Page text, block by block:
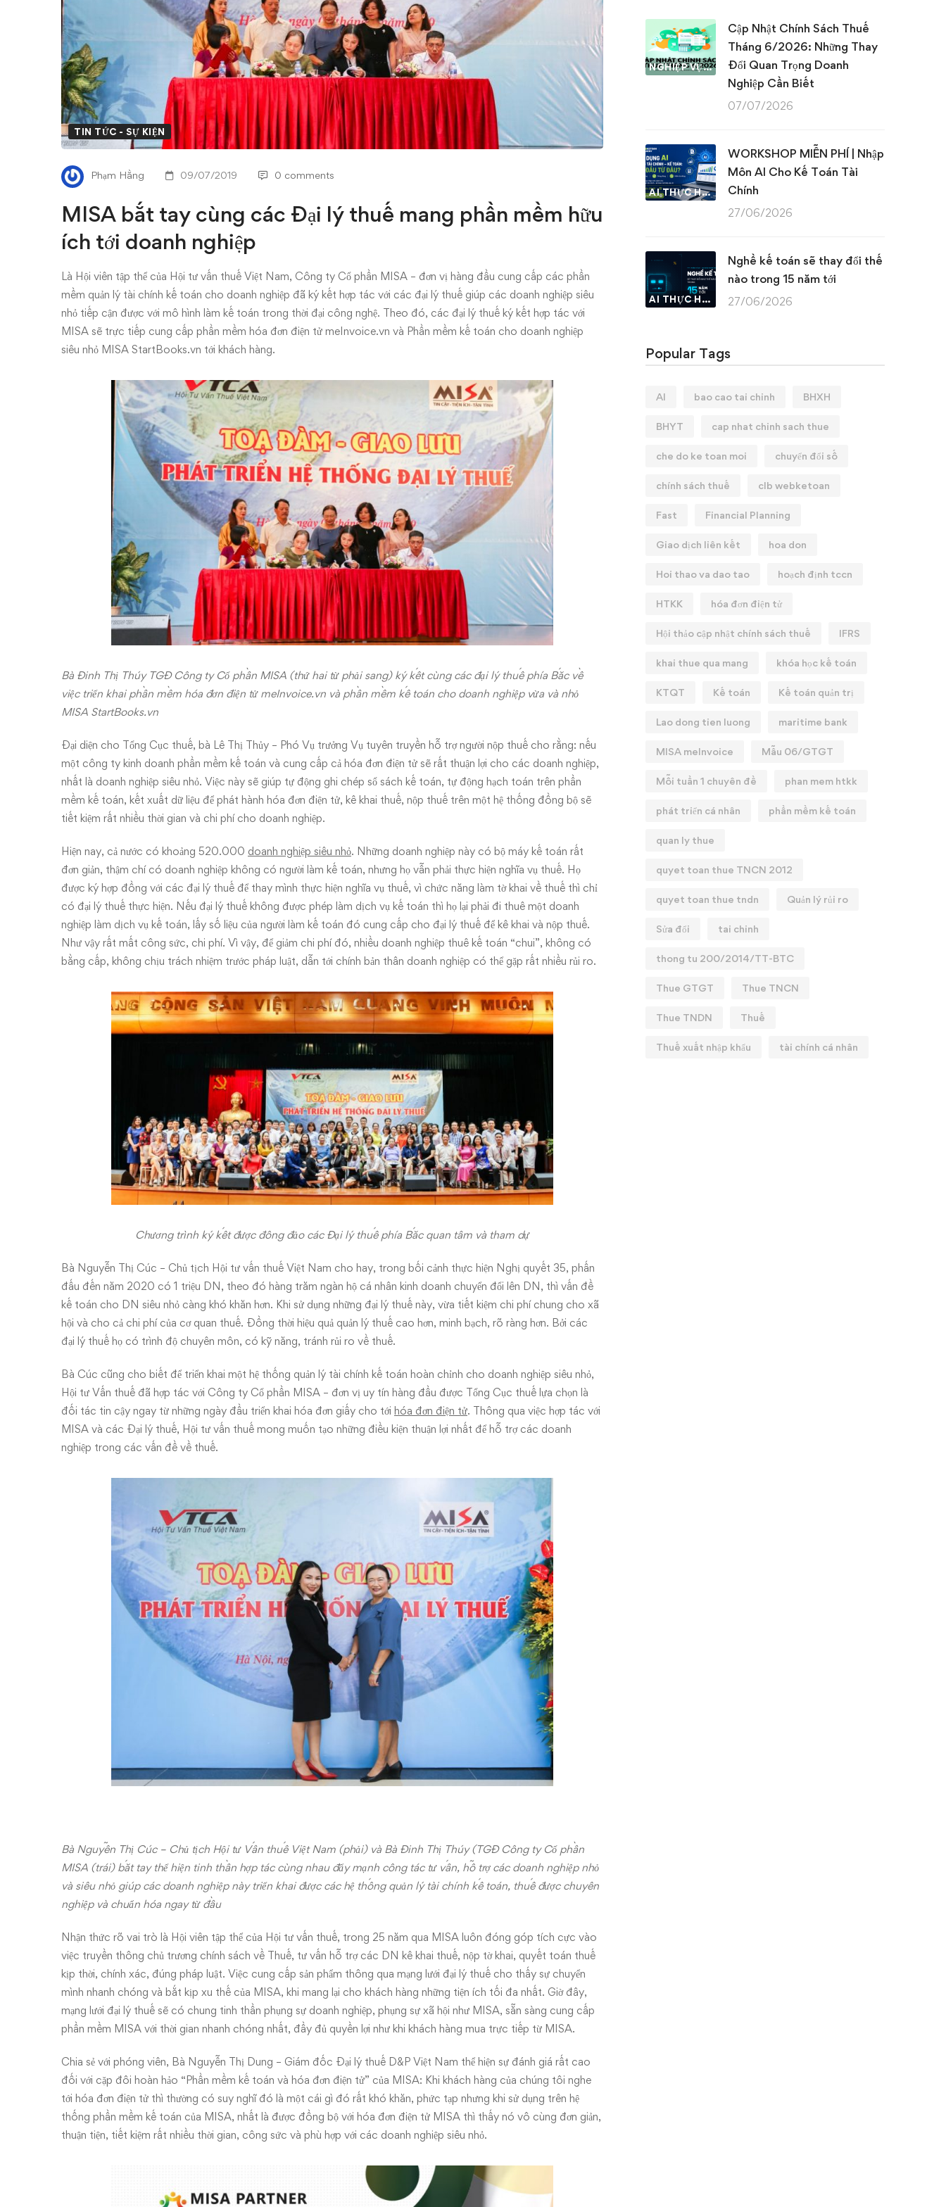
Đại
lý
thuế
mang
phần
mềm
hữu
ích
tới
doanh
nghiệp
TIN TỨC - SỰ KIỆN
Phạm Hằng 09/07/2019 0 comments
MISA bắt tay cùng các Đại lý thuế mang phần mềm hữu
ích tới doanh nghiệp
Là Hội viên tập thể của Hội tư vấn thuế Việt Nam, Công ty Cổ phần MISA – đơn vị hàng đầu cung cấp các phần
mềm quản lý tài chính kế toán cho doanh nghiệp đã ký kết hợp tác với các đại lý thuế giúp các doanh nghiệp siêu
nhỏ tiếp cận được với mô hình làm kế toán trong thời đại công nghệ. Theo đó, các đại lý thuế ký kết hợp tác với
MISA sẽ trực tiếp cung cấp phần mềm hóa đơn điện tử meInvoice.vn và Phần mềm kế toán cho doanh nghiệp
siêu nhỏ MISA StartBooks.vn tới khách hàng.
Bà Đinh Thị Thúy TGĐ Công ty Cổ phần MISA (thứ hai từ phải sang) ký kết cùng các đại lý thuế phía Bắc về
việc triển khai phần mềm hóa đơn điện tử meInvoice.vn và phần mềm kế toán cho doanh nghiệp vừa và nhỏ
MISA StartBooks.vn
Đại diện cho Tổng Cục thuế, bà Lê Thị Thủy – Phó Vụ trưởng Vụ tuyên truyền hỗ trợ người nộp thuế cho rằng: nếu
một công ty kinh doanh phần mềm kế toán và cung cấp cả hóa đơn điện tử sẽ rất thuận lợi cho các doanh nghiệp,
nhất là doanh nghiệp siêu nhỏ. Việc này sẽ giúp tự động ghi chép sổ sách kế toán, tự động hạch toán trên phần
mềm kế toán, kết xuất dữ liệu để phát hành hóa đơn điện tử, kê khai thuế, nộp thuế trên một hệ thống đồng bộ sẽ
tiết kiệm rất nhiều thời gian và chi phí cho doanh nghiệp.
Hiện nay, cả nước có khoảng 520.000 doanh nghiệp siêu nhỏ. Những doanh nghiệp này có bộ máy kế toán rất
đơn giản, thậm chí có doanh nghiệp không có người làm kế toán, nhưng họ vẫn phải thực hiện nghĩa vụ thuế. Họ
được ký hợp đồng với các đại lý thuế để thay mình thực hiện nghĩa vụ thuế, vì chức năng làm tờ khai về thuế thì chỉ
có đại lý thuế thực hiện. Nếu đại lý thuế không được phép làm dịch vụ kế toán thì họ lại phải đi thuê một doanh
nghiệp làm dịch vụ kế toán, lấy số liệu của người làm kế toán đó cung cấp cho đại lý thuế để kê khai và nộp thuế.
Như vậy rất mất công sức, chi phí. Vì vậy, để giảm chi phí đó, nhiều doanh nghiệp thuê kế toán “chui”, không có
bằng cấp, không chịu trách nhiệm trước pháp luật, dẫn tới chính bản thân doanh nghiệp có thể gặp rất nhiều rủi ro.
Chương trình ký kết được đông đảo các Đại lý thuế phía Bắc quan tâm và tham dự
Bà Nguyễn Thị Cúc – Chủ tịch Hội tư vấn thuế Việt Nam cho hay, trong bối cảnh thực hiện Nghị quyết 35, phấn
đấu đến năm 2020 có 1 triệu DN, theo đó hàng trăm ngàn hộ cá nhân kinh doanh chuyển đổi lên DN, thì vấn đề
kế toán cho DN siêu nhỏ càng khó khăn hơn. Khi sử dụng những đại lý thuế này, vừa tiết kiệm chi phí chung cho xã
hội và cho cả chi phí của cơ quan thuế. Đồng thời hiệu quả quản lý thuế cao hơn, minh bạch, rõ ràng hơn. Bởi các
đại lý thuế họ có trình độ chuyên môn, có kỹ năng, tránh rủi ro về thuế.
Bà Cúc cũng cho biết để triển khai một hệ thống quản lý tài chính kế toán hoàn chỉnh cho doanh nghiệp siêu nhỏ,
Hội tư Vấn thuế đã hợp tác với Công ty Cổ phần MISA – đơn vị uy tín hàng đầu được Tổng Cục thuế lựa chọn là
đối tác tin cậy ngay từ những ngày đầu triển khai hóa đơn giấy cho tới hóa đơn điện tử. Thông qua việc hợp tác với
MISA và các Đại lý thuế, Hội tư vấn thuế mong muốn tạo những điều kiện thuận lợi nhất để hỗ trợ các doanh
nghiệp trong các vấn đề về thuế.
Bà Nguyễn Thị Cúc – Chủ tịch Hội tư Vấn thuế Việt Nam (phải) và Bà Đinh Thị Thúy (TGĐ Công ty Cổ phần
MISA (trái) bắt tay thể hiện tinh thần hợp tác cùng nhau đẩy mạnh công tác tư vấn, hỗ trợ các doanh nghiệp nhỏ
và siêu nhỏ giúp các doanh nghiệp này triển khai được các hệ thống quản lý tài chính kế toán, thuế được chuyên
nghiệp và chuẩn hóa ngay từ đầu
Nhận thức rõ vai trò là Hội viên tập thể của Hội tư vấn thuế, trong 25 năm qua MISA luôn đóng góp tích cực vào
việc truyền thông chủ trương chính sách về Thuế, tư vấn hỗ trợ các DN kê khai thuế, nộp tờ khai, quyết toán thuế
kịp thời, chính xác, đúng pháp luật. Việc cung cấp sản phẩm thông qua mạng lưới đại lý thuế cho thấy sự chuyển
mình nhanh chóng và bắt kịp xu thế của MISA, khi mang lại cho khách hàng những tiện ích tối đa nhất. Giờ đây,
mạng lưới đại lý thuế sẽ có chung tinh thần phụng sự doanh nghiệp, phụng sự xã hội như MISA, sẵn sàng cung cấp
phần mềm MISA với thời gian nhanh chóng nhất, đầy đủ quyền lợi như khi khách hàng mua trực tiếp từ MISA.
Chia sẻ với phóng viên, Bà Nguyễn Thị Dung – Giám đốc Đại lý thuế D&P Việt Nam thể hiện sự đánh giá rất cao
đối với cặp đôi hoàn hảo “Phần mềm kế toán và hóa đơn điện tử” của MISA: Khi khách hàng của chúng tôi nghe
tới hóa đơn điện tử thì thường có suy nghĩ đó là một cái gì đó rất khó khăn, phức tạp nhưng khi sử dụng trên hệ
thống phần mềm kế toán của MISA, nhất là được đồng bộ với hóa đơn điện tử MISA thì thấy nó vô cùng đơn giản,
thuận tiện, tiết kiệm rất nhiều thời gian, công sức và phù hợp với các doanh nghiệp siêu nhỏ.
NGHIỆP VỤ KẾ TOÁN & THUẾ
Cập Nhật Chính Sách Thuế
Tháng 6/2026: Những Thay
Đổi Quan Trọng Doanh
Nghiệp Cần Biết
07/07/2026
AI THỰC HÀNH
WORKSHOP MIỄN PHÍ | Nhập
Môn AI Cho Kế Toán Tài
Chính
27/06/2026
AI THỰC HÀNH
Nghề kế toán sẽ thay đổi thế
nào trong 15 năm tới
27/06/2026
Popular Tags
AI bao cao tai chinh BHXH
BHYT cap nhat chinh sach thue
che do ke toan moi chuyển đổi số
chính sách thuế clb webketoan
Fast Financial Planning
Giao dịch liên kết hoa don
Hoi thao va dao tao hoạch định tccn
HTKK hóa đơn điện tử
Hội thảo cập nhật chính sách thuế IFRS
khai thue qua mang khóa học kế toán
KTQT Kế toán Kế toán quản trị
Lao dong tien luong maritime bank
MISA meInvoice Mẫu 06/GTGT
Mỗi tuần 1 chuyên đề phan mem htkk
phát triển cá nhân phần mềm kế toán
quan ly thue
quyet toan thue TNCN 2012
quyet toan thue tndn Quản lý rủi ro
Sửa đổi tai chinh
thong tu 200/2014/TT-BTC
Thue GTGT Thue TNCN
Thue TNDN Thuế
Thuế xuất nhập khẩu tài chính cá nhân